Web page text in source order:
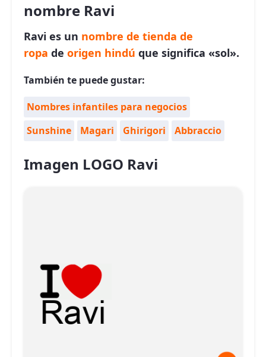
nombre Ravi
Ravi es un nombre de tienda de
ropa de origen hindú que significa «sol».
También te puede gustar:
Nombres infantiles para negocios
Sunshine
Magari Ghirigori Abbraccio
Imagen LOGO Ravi